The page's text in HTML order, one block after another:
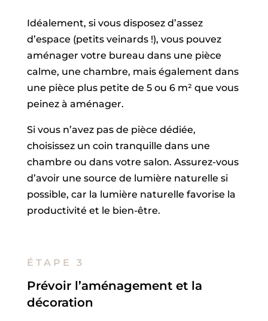
Idéalement, si vous disposez d’assez
d’espace (petits veinards !), vous pouvez
aménager votre bureau dans une pièce
calme, une chambre, mais également dans
une pièce plus petite de 5 ou 6 m² que vous
peinez à aménager.
Si vous n’avez pas de pièce dédiée,
choisissez un coin tranquille dans une
chambre ou dans votre salon. Assurez-vous
d’avoir une source de lumière naturelle si
possible, car la lumière naturelle favorise la
productivité et le bien-être.
ÉTAPE 3
Prévoir l’aménagement et la
décoration